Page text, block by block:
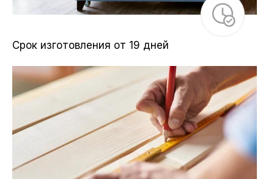
Срок изготовления от 19 дней